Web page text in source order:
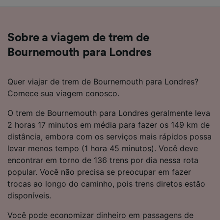
Sobre a viagem de trem de
Bournemouth para Londres
Quer viajar de trem de Bournemouth para Londres?
Comece sua viagem conosco.
O trem de Bournemouth para Londres geralmente leva
2 horas 17 minutos em média para fazer os 149 km de
distância, embora com os serviços mais rápidos possa
levar menos tempo (1 hora 45 minutos). Você deve
encontrar em torno de 136 trens por dia nessa rota
popular. Você não precisa se preocupar em fazer
trocas ao longo do caminho, pois trens diretos estão
disponíveis.
Você pode economizar dinheiro em passagens de